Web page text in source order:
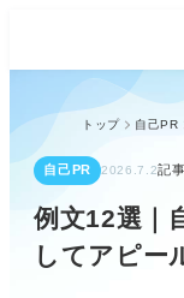
トップ 自己PR
自己PR 2026.7.2記
例文12選｜
してアピー